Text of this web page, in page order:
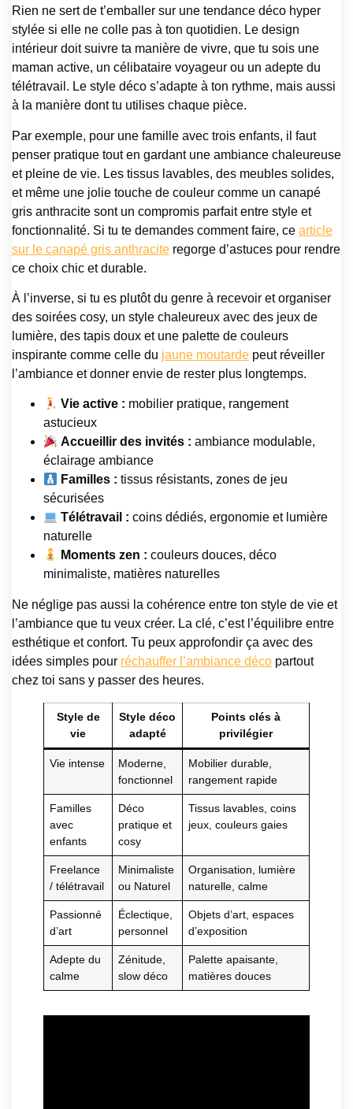
Rien ne sert de t’emballer sur une tendance déco hyper
stylée si elle ne colle pas à ton quotidien. Le design
intérieur doit suivre ta manière de vivre, que tu sois une
maman active, un célibataire voyageur ou un adepte du
télétravail. Le style déco s’adapte à ton rythme, mais aussi
à la manière dont tu utilises chaque pièce.
Par exemple, pour une famille avec trois enfants, il faut
penser pratique tout en gardant une ambiance chaleureuse
et pleine de vie. Les tissus lavables, des meubles solides,
et même une jolie touche de couleur comme un canapé
gris anthracite sont un compromis parfait entre style et
fonctionnalité. Si tu te demandes comment faire, ce article
sur le canapé gris anthracite regorge d’astuces pour rendre
ce choix chic et durable.
À l’inverse, si tu es plutôt du genre à recevoir et organiser
des soirées cosy, un style chaleureux avec des jeux de
lumière, des tapis doux et une palette de couleurs
inspirante comme celle du jaune moutarde peut réveiller
l’ambiance et donner envie de rester plus longtemps.
Vie active : mobilier pratique, rangement
astucieux
Accueillir des invités : ambiance modulable,
éclairage ambiance
Familles : tissus résistants, zones de jeu
sécurisées
Télétravail : coins dédiés, ergonomie et lumière
naturelle
Moments zen : couleurs douces, déco
minimaliste, matières naturelles
Ne néglige pas aussi la cohérence entre ton style de vie et
l’ambiance que tu veux créer. La clé, c’est l’équilibre entre
esthétique et confort. Tu peux approfondir ça avec des
idées simples pour réchauffer l’ambiance déco partout
chez toi sans y passer des heures.
Style de
vie
Style déco
adapté
Points clés à
privilégier
Vie intense
Moderne,
fonctionnel
Mobilier durable,
rangement rapide
Familles
avec
enfants
Déco
pratique et
cosy
Tissus lavables, coins
jeux, couleurs gaies
Freelance
/ télétravail
Minimaliste
ou Naturel
Organisation, lumière
naturelle, calme
Passionné
d’art
Éclectique,
personnel
Objets d’art, espaces
d’exposition
Adepte du
calme
Zénitude,
slow déco
Palette apaisante,
matières douces